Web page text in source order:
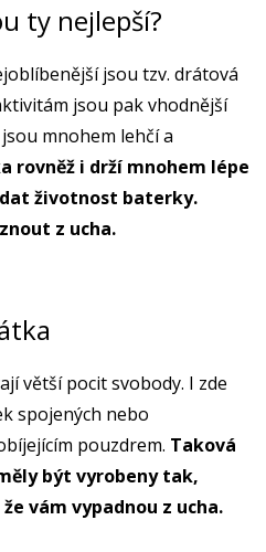
ty nejlepší?
jsou tzv. drátová
jsou pak vhodnější
mnohem lehčí a
rovněž i drží mnohem lépe
životnost baterky.
z ucha.
větší pocit svobody. I zde
spojených nebo
pouzdrem. Taková
být vyrobeny tak,
vám vypadnou z ucha.